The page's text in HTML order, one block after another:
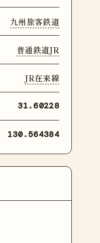
九州旅客鉄道
普通鉄道JR
JR在来線
31.60228
130.564384